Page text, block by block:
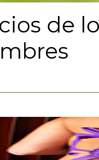
de